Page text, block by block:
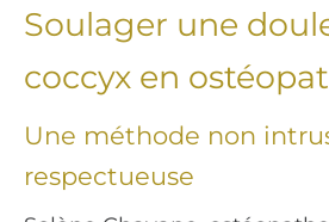
Soulager une
coccyx en
Une méthode non
respectueuse